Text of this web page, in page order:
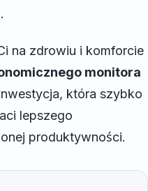
na zdrowiu i komforcie
monitora
która szybko
lepszego
produktywności.